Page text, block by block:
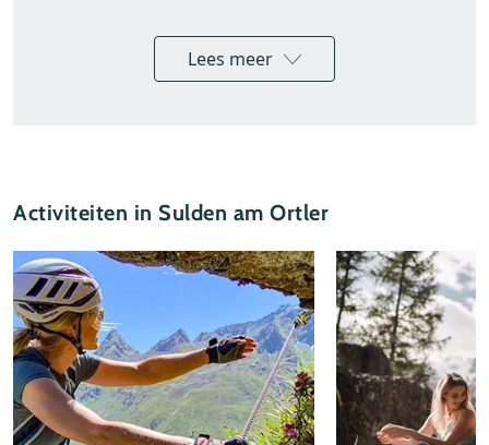
IDM Alto Adige / Alex Filz
Bergliften in de zomer
De bergen rondom Sulden zijn in het zomerseizoen
niet alleen te voet, maar ook via een aantal
bergliften te bereiken. Seilbahn Sulden is het hele
zomerseizoen dagelijks open van 08.30 tot 12.45
uur en van 14.00 tot 17.00 uur. Op zaterdag gaat
Lees meer
Activiteiten in Sulden am Ortler